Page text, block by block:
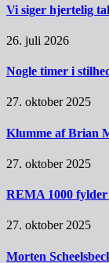
Vi siger hjertelig
26. juli 2026
Nogle timer i
27. oktober 2025
Klumme af Brian
27. oktober 2025
REMA 1000
27. oktober 2025
Morten